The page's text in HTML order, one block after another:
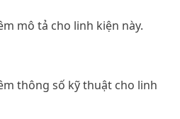
mô tả cho linh kiện này.
thông số kỹ thuật cho linh